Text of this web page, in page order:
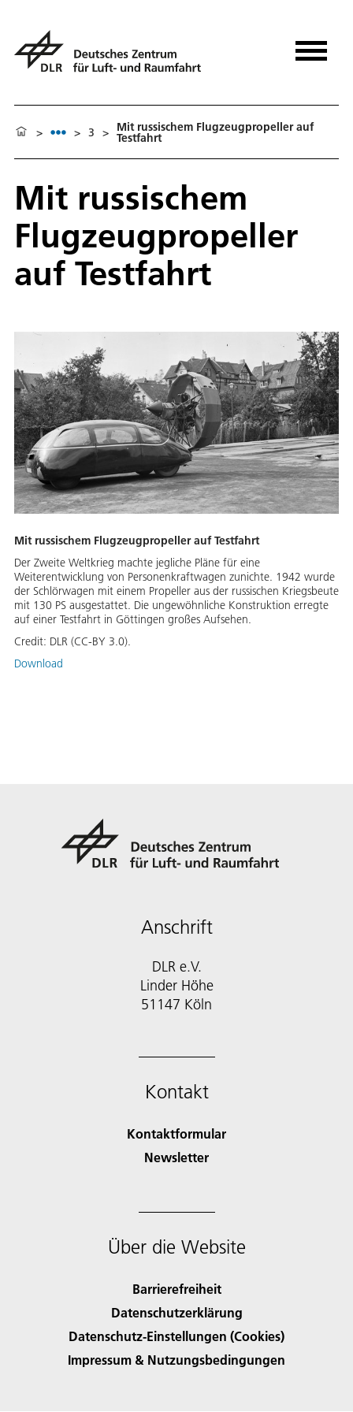
> > 3 > Mit russischem Flugzeugpropeller auf
Testfahrt
Mit russischem
Flugzeugpropeller
auf Testfahrt
Mit russischem Flugzeugpropeller auf Testfahrt
Der Zweite Weltkrieg machte jegliche Pläne für eine
Weiterentwicklung von Personenkraftwagen zunichte. 1942 wurde
der Schlörwagen mit einem Propeller aus der russischen Kriegsbeute
mit 130 PS ausgestattet. Die ungewöhnliche Konstruktion erregte
auf einer Testfahrt in Göttingen großes Aufsehen.
Credit: DLR (CC-BY 3.0).
Download
Anschrift
DLR e.V.
Linder Höhe
51147 Köln
Kontakt
Kontaktformular
Newsletter
Über die Website
Barrierefreiheit
Datenschutzerklärung
Datenschutz-Einstellungen (Cookies)
Impressum & Nutzungsbedingungen